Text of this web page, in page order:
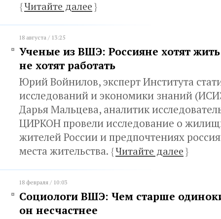
{Читайте далее}
18 августа / 13:25
Ученые из ВШЭ: Россияне хотят
не хотят работать
Юрий Войнилов, эксперт Института
исследований и экономики знаний
Дарья Мальцева, аналитик
ЦИРКОН провели исследование о
жителей России и предпочтениях
места жительства. {Читайте далее}
18 февраля / 10:03
Социологи ВШЭ: Чем старше
он несчастнее